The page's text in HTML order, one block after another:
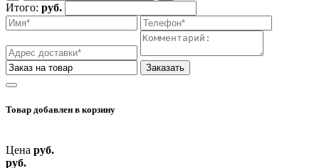
Итого: руб.
Заказать
Товар добавлен в корзину
Цена руб.
руб.